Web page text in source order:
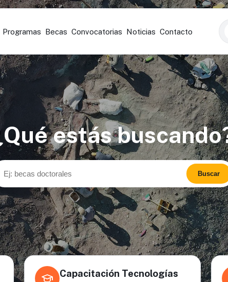
Programas Becas Convocatorias Noticias Contacto
estás
Buscar
Capacitación Tecnologías